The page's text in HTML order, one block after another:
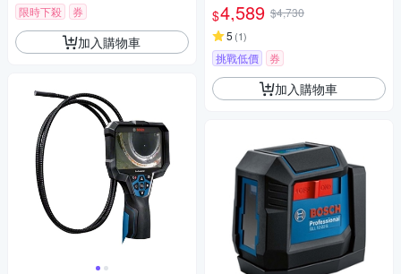
限時下殺
券
加入購物車
$4,589 $4,730
5 (1)
挑戰低價 券
加入購物車